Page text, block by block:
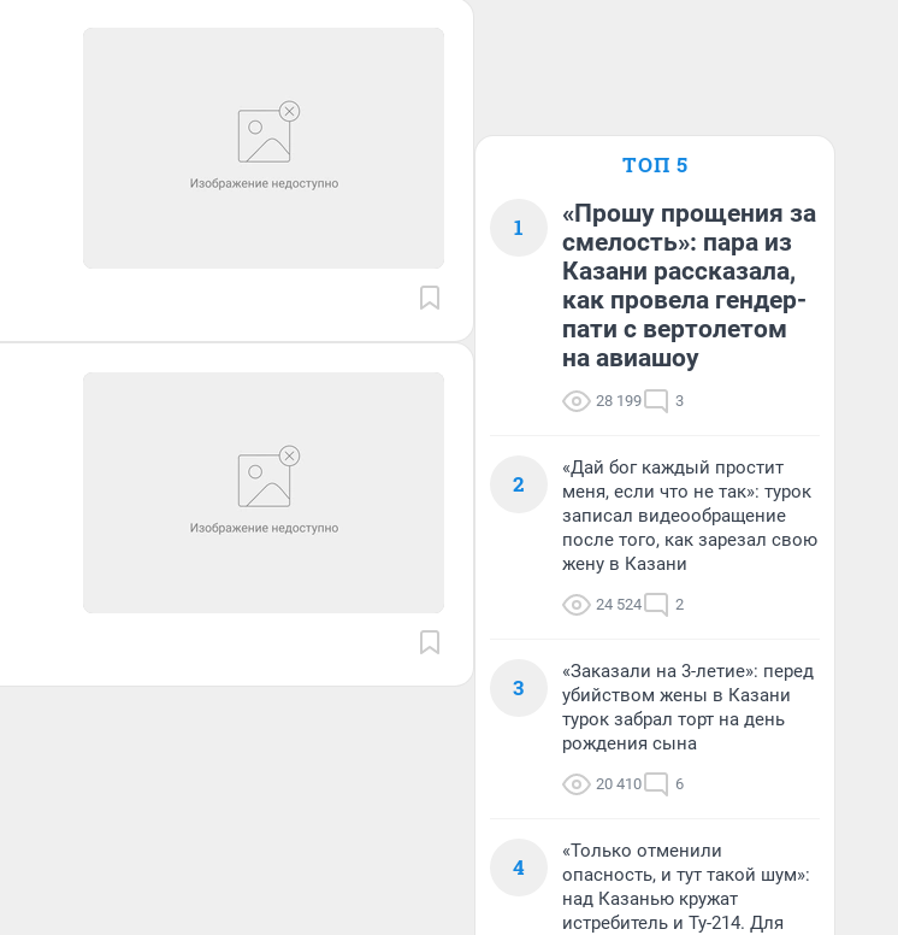
ТОП 5
1
«Прошу прощения за
смелость»: пара из
Казани рассказала,
как провела гендер-
пати с вертолетом
на авиашоу
28 199 3
2
«Дай бог каждый простит
меня, если что не так»: турок
записал видеообращение
после того, как зарезал свою
жену в Казани
24 524 2
3
«Заказали на 3-летие»: перед
убийством жены в Казани
турок забрал торт на день
рождения сына
20 410 6
4
«Только отменили
опасность, и тут такой шум»:
над Казанью кружат
истребитель и Ту-214. Для